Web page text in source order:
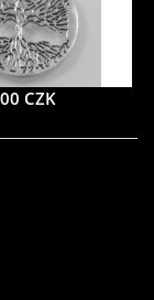
CZK